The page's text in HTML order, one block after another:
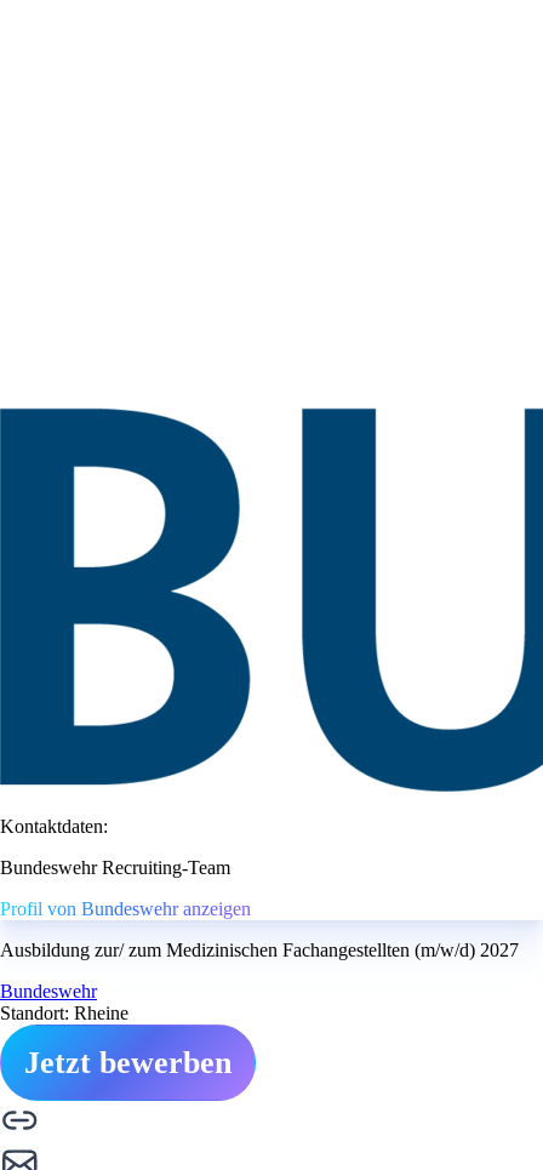
Kontaktdaten:
Bundeswehr Recruiting-Team
Profil von Bundeswehr anzeigen
Ausbildung zur/ zum Medizinischen Fachangestellten (m/w/d) 2027
Bundeswehr
Standort: Rheine
Jetzt bewerben